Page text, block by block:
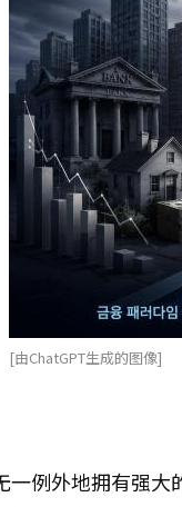
[由ChatGPT生成的图像]
一例外地拥有强